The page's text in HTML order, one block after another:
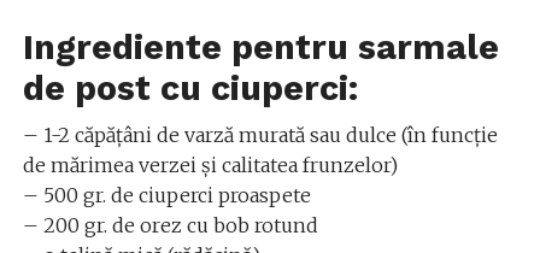
Ingrediente pentru sarmale
de post cu ciuperci:
– 1-2 căpățâni de varză murată sau dulce (în funcție
de mărimea verzei și calitatea frunzelor)
– 500 gr. de ciuperci proaspete
– 200 gr. de orez cu bob rotund